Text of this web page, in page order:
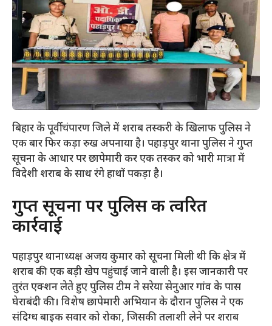
बिहार के पूर्वी चंपारण जिले में शराब तस्करी के खिलाफ पुलिस ने
एक बार फिर कड़ा रुख अपनाया है। पहाड़पुर थाना पुलिस ने गुप्त
सूचना के आधार पर छापेमारी कर एक तस्कर को भारी मात्रा में
विदेशी शराब के साथ रंगे हाथों पकड़ा है।
​गुप्त सूचना पर पुलिस की त्वरित
कार्रवाई
​पहाड़पुर थानाध्यक्ष अजय कुमार को सूचना मिली थी कि क्षेत्र में
शराब की एक बड़ी खेप पहुंचाई जाने वाली है। इस जानकारी पर
तुरंत एक्शन लेते हुए पुलिस टीम ने सरेया सेनुआर गांव के पास
घेराबंदी की। विशेष छापेमारी अभियान के दौरान पुलिस ने एक
संदिग्ध बाइक सवार को रोका, जिसकी तलाशी लेने पर शराब